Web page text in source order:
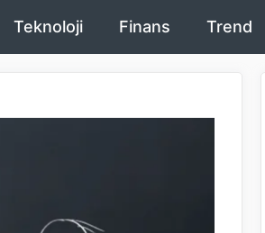
Teknoloji Finans Trend